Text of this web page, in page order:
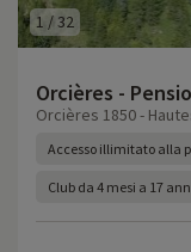
1 /32
Orcières -
Orcières 1850 -
Accesso illimitato alla
Club da 4 mesi a 17